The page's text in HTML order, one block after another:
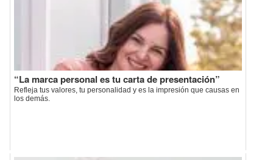
“La marca personal es tu carta de presentación”
Refleja tus valores, tu personalidad y es la impresión que causas en
los demás.